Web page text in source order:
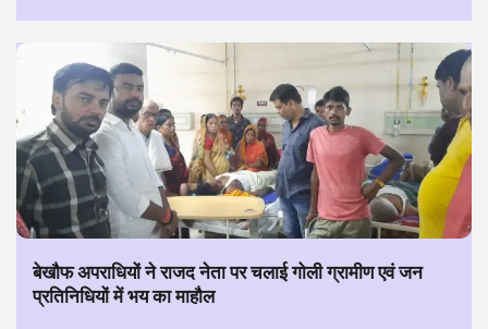
बेखौफ अपराधियों ने राजद नेता पर चलाई गोली ग्रामीण एवं जन
प्रतिनिधियों में भय का माहौल